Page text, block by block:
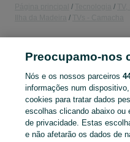
Entra na tua conta OLX ou
Preocupamo-nos
Nós e os nossos parceiros
informações num
cookies para tratar dados
escolhas clicando abaixo ou
de privacidade. Estas
e não afetarão os dados de